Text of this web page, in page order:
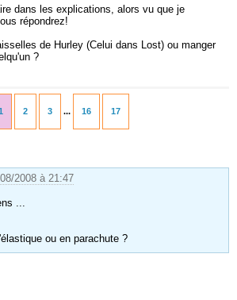
dans les explications, alors vu que je
répondrez!
de Hurley (Celui dans Lost) ou manger
?
2 3 ... 16 17
2008 à 21:47
...
ou en parachute ?